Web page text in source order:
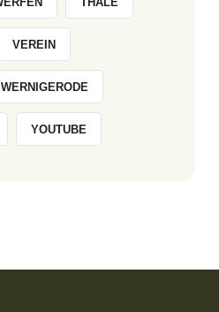
VEREIN
WERNIGERODE
YOUTUBE